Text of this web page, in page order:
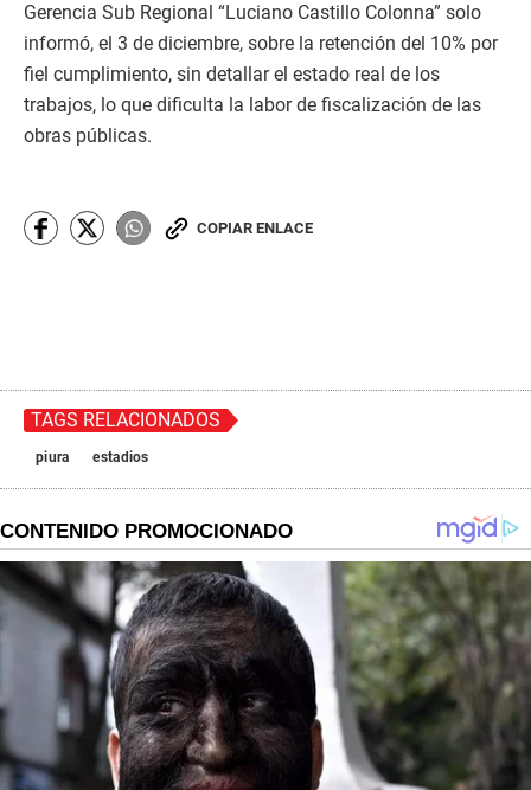
Gerencia Sub Regional “Luciano Castillo Colonna” solo
informó, el 3 de diciembre, sobre la retención del 10% por
fiel cumplimiento, sin detallar el estado real de los
trabajos, lo que dificulta la labor de fiscalización de las
obras públicas.
COPIAR ENLACE
TAGS RELACIONADOS
piura estadios